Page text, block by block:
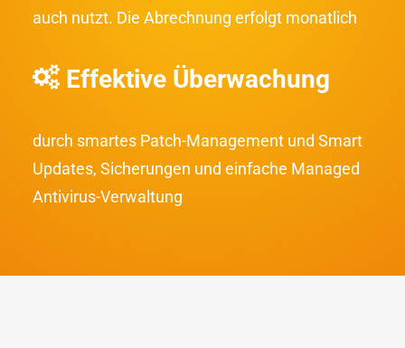
auch nutzt. Die Abrechnung erfolgt monatlich
Effektive Überwachung
durch smartes Patch-Management und Smart
Updates, Sicherungen und einfache Managed
Antivirus-Verwaltung